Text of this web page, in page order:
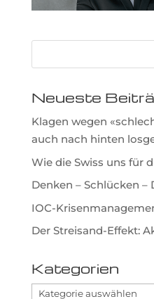
Neueste
Klagen wegen
auch nach hinten
Wie die Swiss uns für
Denken – Schlücken –
IOC-
Der Streisand-Effekt:
Kategorien
Kategorien